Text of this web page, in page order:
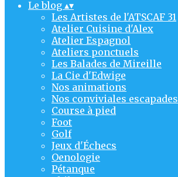
Le blog ▴▾
Les Artistes de l'ATSCAF 31
Atelier Cuisine d'Alex
Atelier Espagnol
Ateliers ponctuels
Les Balades de Mireille
La Cie d'Edwige
Nos animations
Nos conviviales escapades
Course à pied
Foot
Golf
Jeux d'Échecs
Oenologie
Pétanque